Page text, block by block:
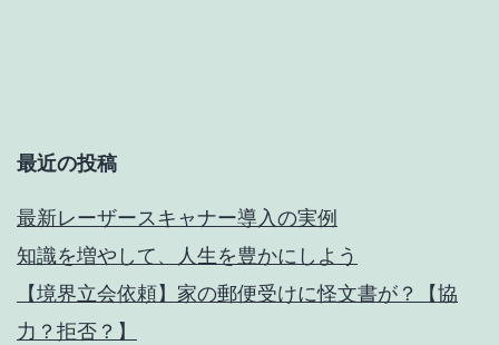
ー
送
り
最近の投稿
最新レーザースキャナー導入の実例
知識を増やして、人生を豊かにしよう
【境界立会依頼】家の郵便受けに怪文書が？【協
力？拒否？】